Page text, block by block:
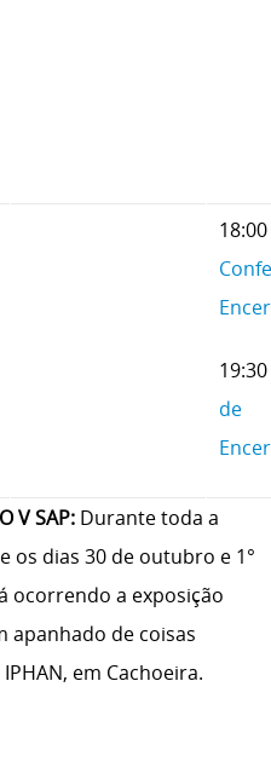
de
V SAP: Durante toda a
os dias 30 de outubro e 1°
ocorrendo a exposição
apanhado de coisas
em Cachoeira.